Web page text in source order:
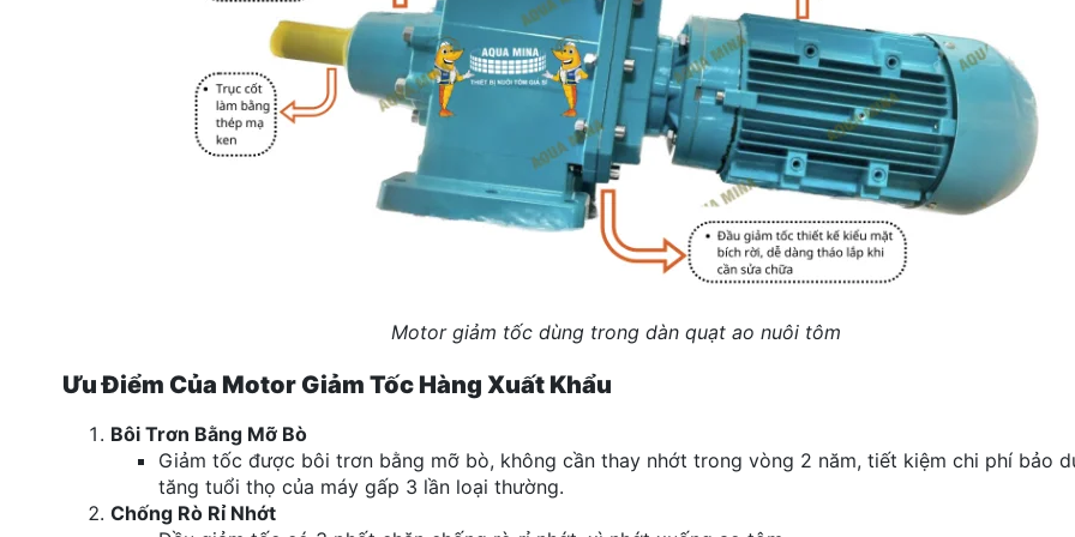
Motor giảm tốc dùng trong dàn quạt ao nuôi tôm
Ưu Điểm Của Motor Giảm Tốc Hàng Xuất Khẩu
Bôi Trơn Bằng Mỡ Bò
Giảm tốc được bôi trơn bằng mỡ bò, không cần thay nhớt trong vòng 2 năm, tiết kiệm chi phí bảo
tăng tuổi thọ của máy gấp 3 lần loại thường.
Chống Rò Rỉ Nhớt